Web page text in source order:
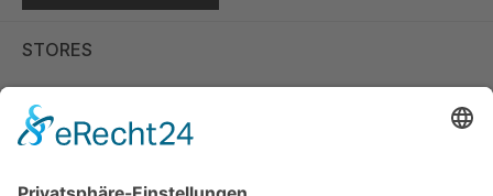
STORES
Store Viernheim
Store Berlin
Handelspartner Köln